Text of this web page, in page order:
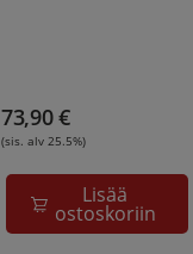
Lisää
ostoskoriin
73,90€
(sis. alv 25.5%)